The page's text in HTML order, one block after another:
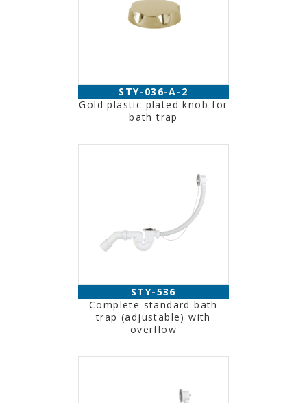
STY-036-A-2
Gold plastic plated knob for
bath trap
STY-536
Complete standard bath
trap (adjustable) with
overflow